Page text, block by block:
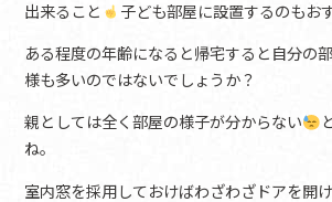
出来ること
子ども部屋に設置するのもお
ある程度の年齢になると帰宅すると自分の
様も多いのではないでしょうか？
親としては全く部屋の様子が分からない
ね。
室内窓を採用しておけばわざわざドアを開